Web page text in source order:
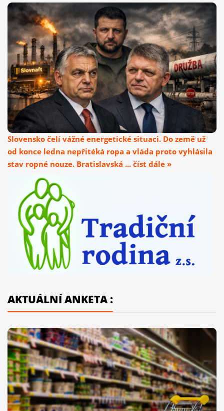
Slovensko čelí vážné energetické situaci. Do země už
od konce ledna nepřitéká ropa a vláda proto vyhlásila
stav ropné nouze. Bratislavská ... číst dále »
AKTUÁLNÍ ANKETA :